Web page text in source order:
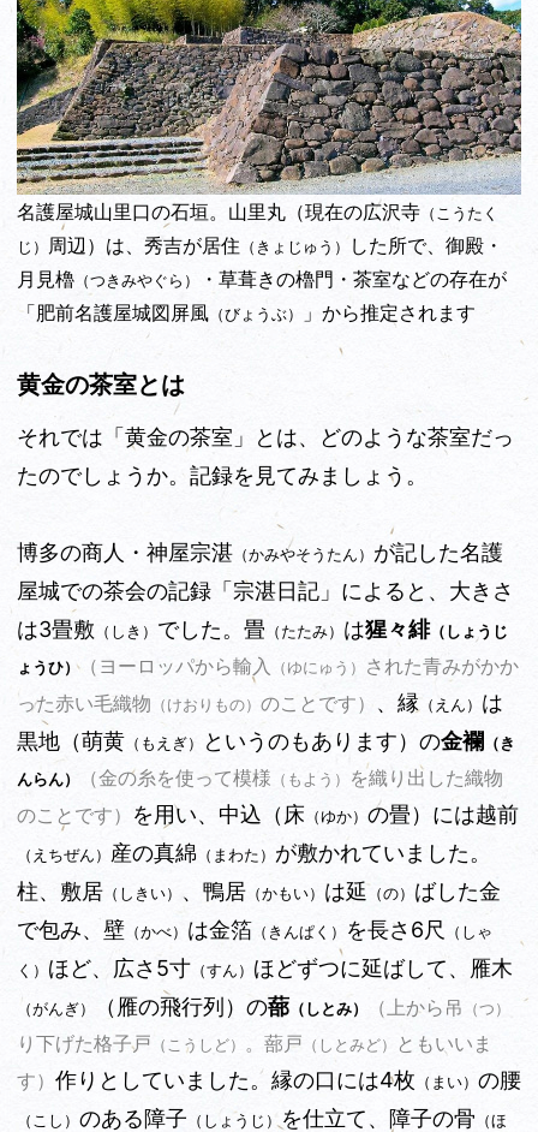
名護屋城山里口の石垣。山里丸（現在の広沢寺 （こうたく
じ） 周辺）は、秀吉が居住 （きょじゅう）
した所で、御殿・
月見櫓 （つきみやぐら）
・草葺きの櫓門・茶室などの存在が
「肥前名護屋城図屏風 （びょうぶ） 」から推定されます
黄金の茶室とは
それでは「黄金の茶室」とは、どのような茶室だっ
たのでしょうか。記録を見てみましょう。
博多の商人・神屋宗湛 （かみやそうたん） が記した名護
屋城での茶会の記録「宗湛日記」によると、大きさ
は3畳敷 （しき） でした。畳 （たたみ） は猩々緋（しょうじ
ょうひ）（ヨーロッパから輸入 （ゆにゅう）
された青みがかか
った赤い毛織物 （けおりもの） のことです） 、縁 （えん） は
黒地（萌黄 （もえぎ） というのもあります）の金襴 （き
んらん）
（金の糸を使って模様 （もよう）
を織り出した織物
のことです）
を用い、中込（床 （ゆか） の畳）には越前
（えちぜん） 産の真綿 （まわた） が敷かれていました。
柱、敷居 （しきい） 、鴨居 （かもい） は延 （の） ばした金
で包み、壁 （かべ） は金箔 （きんぱく） を長さ6尺
（しゃ
く） ほど、広さ5寸 （すん） ほどずつに延ばして、雁木
（がんぎ） （雁の飛行列）の蔀 （しとみ） （上から吊 （つ）
り下げた格子戸 （こうしど） 。蔀戸 （しとみど）
ともいいま
す） 作りとしていました。縁の口には4枚 （まい） の腰
（こし） のある障子 （しょうじ） を仕立て、障子の骨 （ほ